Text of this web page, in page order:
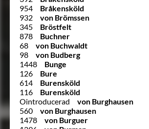
954
Bråkensköld
932
von Brömssen
345
Bröstfelt
878
Buchner
68
von Buchwaldt
98
von Budberg
1448
Bunge
126
Bure
614
Burensköld
116
Burensköld
Ointroducerad
von Burghausen
560
von Burghausen
1478
von Burguer